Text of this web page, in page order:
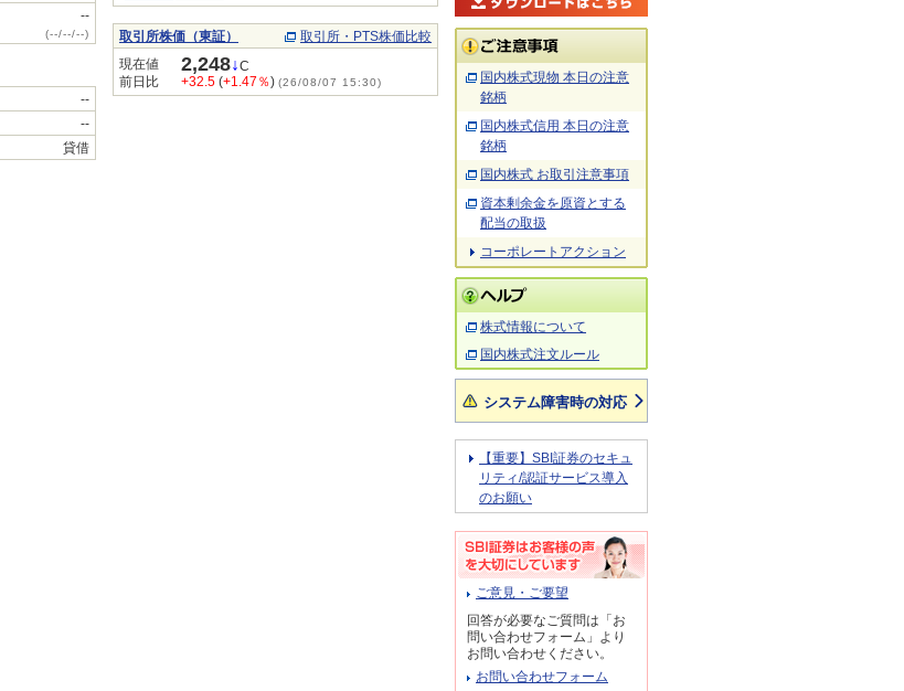
--
(--/--/--)
--
--
貸借
取引所株価（東証）
取引所・PTS株価比較
現在値
2,248↓C
前日比
+32.5 (+1.47％) (26/08/07 15:30)
国内株式現物 本日の注意
銘柄
国内株式信用 本日の注意
銘柄
国内株式 お取引注意事項
資本剰余金を原資とする
配当の取扱
コーポレートアクション
株式情報について
国内株式注文ルール
システム障害時の対応
【重要】SBI証券のセキュ
リティ/認証サービス導入
のお願い
ご意見・ご要望
回答が必要なご質問は「お
問い合わせフォーム」より
お問い合わせください。
お問い合わせフォーム